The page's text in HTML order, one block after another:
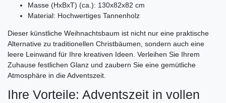
Masse (HxBxT) (ca.): 130x82x82 cm
Material: Hochwertiges Tannenholz
Dieser künstliche Weihnachtsbaum ist nicht nur eine praktische
Alternative zu traditionellen Christbäumen, sondern auch eine
leere Leinwand für Ihre kreativen Ideen. Verleihen Sie Ihrem
Zuhause festlichen Glanz und zaubern Sie eine gemütliche
Atmosphäre in die Adventszeit.
Ihre Vorteile: Adventszeit in vollen